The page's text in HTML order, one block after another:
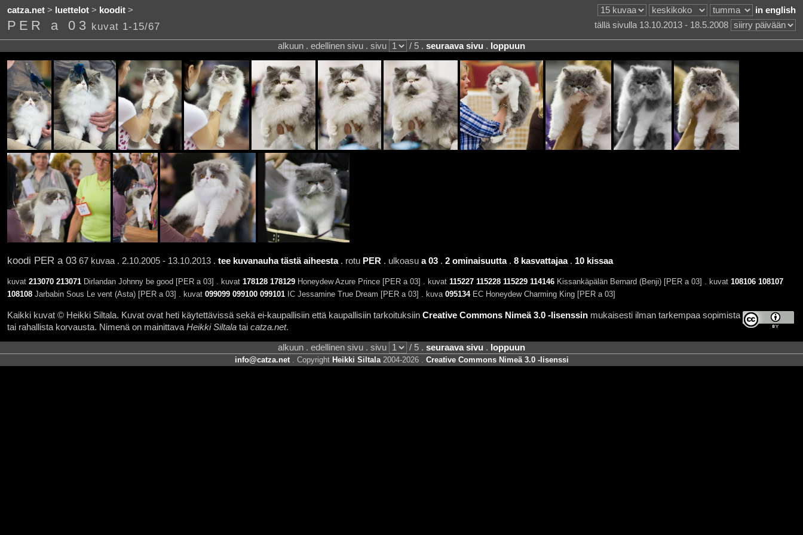
catza.net> luettelot> koodit> in english
PER a 03 kuvat 1-15/67 tällä sivulla 13.10.2013 - 18.5.2008
alkuun . edellinen sivu . sivu / 5 . seuraava sivu . loppuun
koodi PER a 0367 kuvaa . 2.10.2005 - 13.10.2013 . tee kuvanauha tästä aiheesta. rotu PER . ulkoasu a 03. 2 ominaisuutta. 8 kasvattajaa. 10 kissaa
kuvat 213070 213071Dirlandan Johnny be good [PER a 03] . kuvat 178128 178129Honeydew Azure Prince [PER a 03] . kuvat 115227 115228 115229 114146Kissankäpälän Bernard (Benji) [PER a 03] . kuvat 108106 108107
108108Jarbabin Sous Le vent (Asta) [PER a 03] . kuvat 099099 099100 099101IC Jessamine True Dream [PER a 03] . kuva 095134EC Honeydew Charming King [PER a 03]
Kaikki kuvat © Heikki Siltala. Kuvat ovat heti käytettävissä sekä ei-kaupallisiin että kaupallisiin tarkoituksiin Creative Commons Nimeä 3.0 -lisenssinmukaisesti ilman tarkempaa sopimista
tai rahallista korvausta. Nimenä on mainittava Heikki Siltalatai catza.net.
alkuun . edellinen sivu . sivu / 5 . seuraava sivu . loppuun
info@catza.net. Copyright Heikki Siltala2004-2026 . Creative Commons Nimeä 3.0 -lisenssi